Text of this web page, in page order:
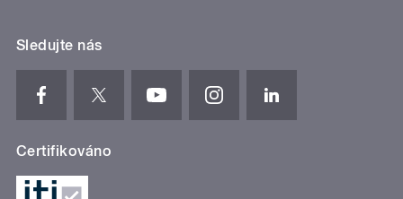
Sledujte nás
Certifikováno